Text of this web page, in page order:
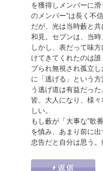
を獲得しメンバーに
のメンバー”は長く不
だが、光は当時藪と
和見。セブンは、当時
しかし、表だって味
けてきてくれたのは
ブられ無視され孤立
に「逃げる」という
う逃げ道は有益だった
皆、大人になり、様
しい。
もし藪が「大事な”歌
を慎み、あまり前に
忠告だと自分は思う。